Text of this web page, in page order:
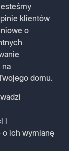
klientów
o
na
domu.
i
o ich wymianę